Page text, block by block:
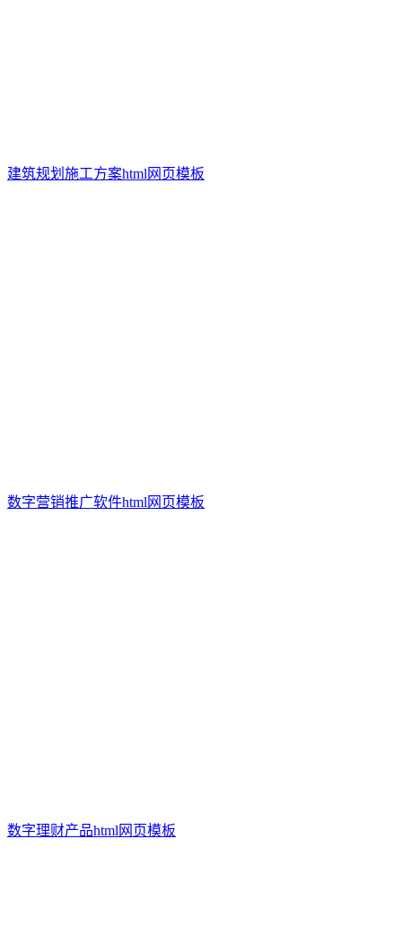
建筑规划施工方案html网页模板
数字营销推广软件html网页模板
数字理财产品html网页模板